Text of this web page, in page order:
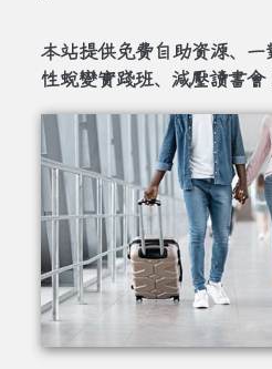
本站提供免費自助資源、
性蛻變實踐班、減壓讀書會